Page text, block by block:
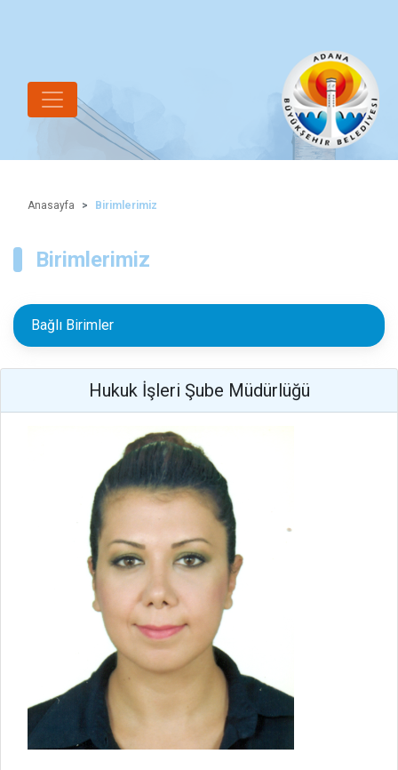
Anasayfa Birimlerimiz
Birimlerimiz
Bağlı Birimler
Hukuk İşleri Şube Müdürlüğü